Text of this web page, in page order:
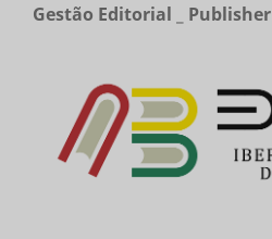
Gestão Editorial _ Publisher